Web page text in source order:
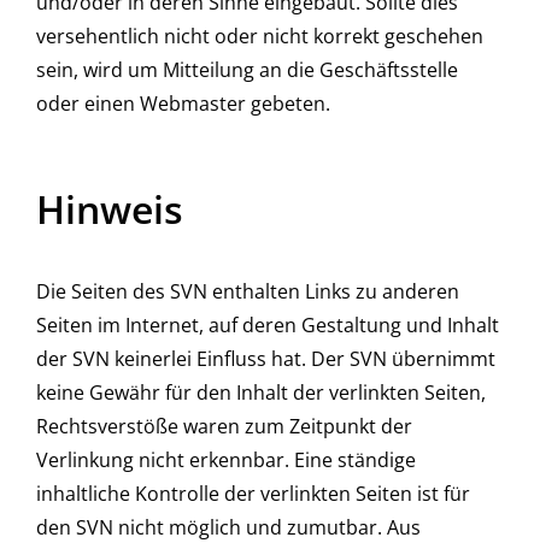
versehentlich nicht oder nicht korrekt geschehen
sein, wird um Mitteilung an die Geschäftsstelle
oder einen Webmaster gebeten.
Hinweis
Die Seiten des SVN enthalten Links zu anderen
Seiten im Internet, auf deren Gestaltung und Inhalt
der SVN keinerlei Einfluss hat. Der SVN übernimmt
keine Gewähr für den Inhalt der verlinkten Seiten,
Rechtsverstöße waren zum Zeitpunkt der
Verlinkung nicht erkennbar. Eine ständige
inhaltliche Kontrolle der verlinkten Seiten ist für
den SVN nicht möglich und zumutbar. Aus